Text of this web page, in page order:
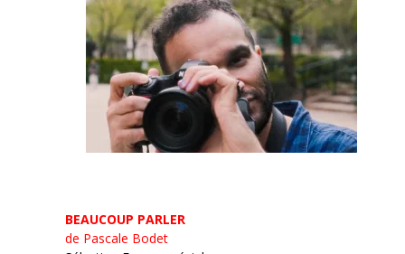
BEAUCOUP PARLER
de Pascale Bodet